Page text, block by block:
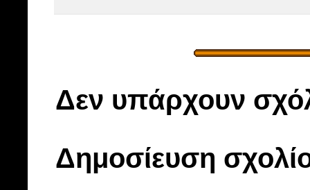
Δεν υπάρχουν
Δημοσίευση